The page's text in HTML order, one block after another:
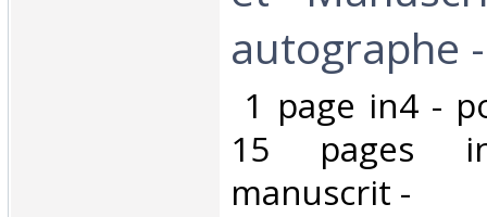
autographe -‎
1 page in4 -
15 pages
manuscrit -‎